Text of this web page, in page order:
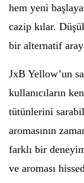
hem yeni
cazip kılar.
bir alternatif
JxB Yellow’un
kullanıcıların
tütünlerini
aromasının
farklı bir
ve aroması